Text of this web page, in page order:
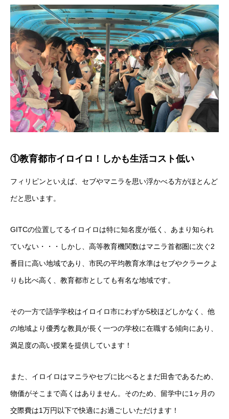
①教育都市イロイロ！しかも生活コスト低い
フィリピンといえば、セブやマニラを思い浮かべる方がほとんど
だと思います。
GITCの位置してるイロイロは特に知名度が低く、あまり知られ
ていない・・・しかし、高等教育機関数はマニラ首都圏に次ぐ2
番目に高い地域であり、市民の平均教育水準はセブやクラークよ
りも比べ高く、教育都市としても有名な地域です。
その一方で語学学校はイロイロ市にわずか5校ほどしかなく、他
の地域より優秀な教員が長く一つの学校に在職する傾向にあり、
満足度の高い授業を提供しています！
また、イロイロはマニラやセブに比べるとまだ田舎であるため、
物価がそこまで高くはありません。そのため、留学中に1ヶ月の
交際費は1万円以下で快適にお過ごしいただけます！